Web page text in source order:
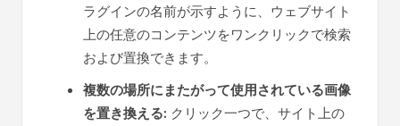
ラグインの名前が示すように、ウェブサイト
上の任意のコンテンツをワンクリックで検索
および置換できます。
複数の場所にまたがって使用されている画像
を置き換える: クリック一つで、サイト上の